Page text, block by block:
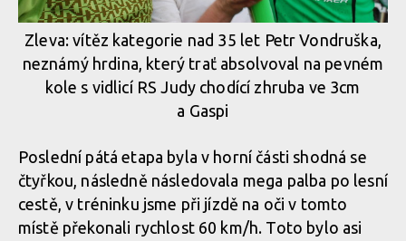
Zleva: vítěz kategorie nad 35 let Petr Vondruška,
neznámý hrdina, který trať absolvoval na pevném
kole s vidlicí RS Judy chodící zhruba ve 3cm
a Gaspi
Poslední pátá etapa byla v horní části shodná se
čtyřkou, následně následovala mega palba po lesní
cestě, v tréninku jsme při jízdě na oči v tomto
místě překonali rychlost 60 km/h. Toto bylo asi